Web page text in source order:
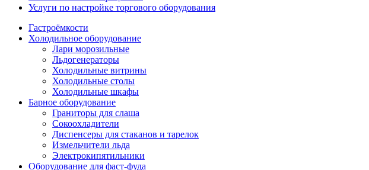
Услуги по настройке торгового оборудования
Гастроёмкости
Холодильное оборудование
Лари морозильные
Льдогенераторы
Холодильные витрины
Холодильные столы
Холодильные шкафы
Барное оборудование
Граниторы для слаша
Сокоохладители
Диспенсеры для стаканов и тарелок
Измельчители льда
Электрокипятильники
Оборудование для фаст-фуда